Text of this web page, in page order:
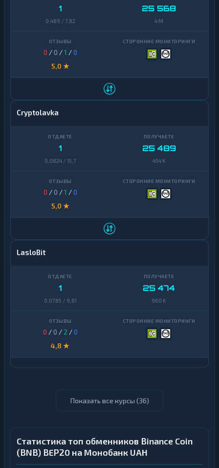
1
0,469 / 7,82
25 568
4 M
0 / 0 /1 /0
5,0 ★
Cryptolavka
1
0,0824 / 15,7
25 489
454 K
0 / 0 /1 /0
5,0 ★
LasloBit
1
0,0785 / 9,81
25 474
960 K
0 / 0 / 2 /0
4,8 ★
Показать все курсы (36)
Статистика топ обменников Binance Coin
(BNB) BEP20 на Монобанк UAH